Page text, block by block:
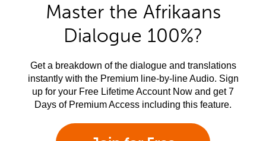
Master the Afrikaans
Dialogue 100%?
Get a breakdown of the dialogue and translations
instantly with the Premium line-by-line Audio. Sign
up for your Free Lifetime Account Now and get 7
Days of Premium Access including this feature.